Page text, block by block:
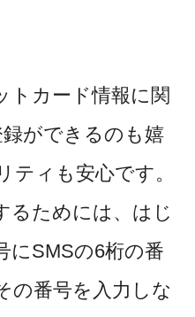
トカード情報に関
ができるのも嬉
ティも安心です。
るためには、はじ
にSMSの6桁の番
の番号を入力しな